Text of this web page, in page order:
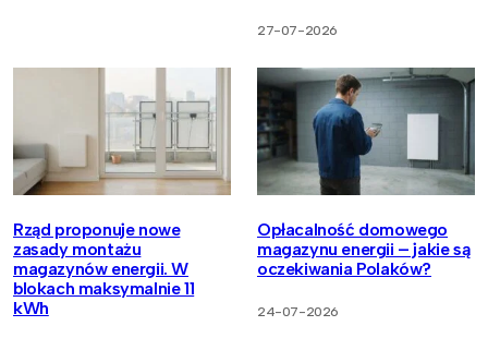
27-07-2026
Rząd proponuje nowe
zasady montażu
magazynów energii. W
blokach maksymalnie 11
kWh
Opłacalność domowego
magazynu energii – jakie są
oczekiwania Polaków?
24-07-2026